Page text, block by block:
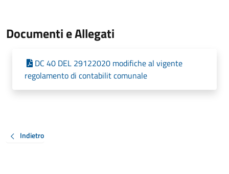
Documenti e Allegati
DC 40 DEL 29122020 modifiche al vigente
regolamento di contabilit comunale
Indietro